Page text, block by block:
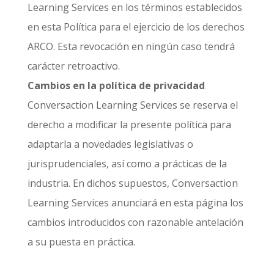
Learning Services en los términos establecidos
en esta Política para el ejercicio de los derechos
ARCO. Esta revocación en ningún caso tendrá
carácter retroactivo.
Cambios en la política de privacidad
Conversaction Learning Services se reserva el
derecho a modificar la presente política para
adaptarla a novedades legislativas o
jurisprudenciales, así como a prácticas de la
industria. En dichos supuestos, Conversaction
Learning Services anunciará en esta página los
cambios introducidos con razonable antelación
a su puesta en práctica.